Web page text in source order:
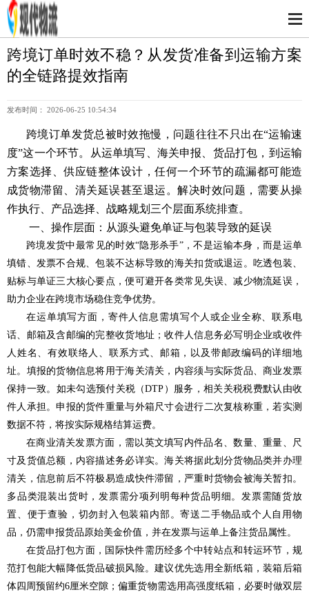
跨境订单时效不稳？从发货准备到运输方案
的全链路提效指南
发布时间： 2026-06-25 10:54:34
跨境订单发货总被时效拖慢，问题往往不只出在“运输速
度”这一个环节。从运单填写、海关申报、货品打包，到运输
方案选择、供应链整体设计，任何一个环节的疏漏都可能造
成货物滞留、清关延误甚至退运。解决时效问题，需要从操
作执行、产品选择、战略规划三个层面系统排查。
一、操作层面：从源头避免单证与包装导致的延误
跨境发货中最常见的时效“隐形杀手”，不是运输本身，而是运单
填错、发票不合规、包装不达标导致的海关扣货或退运。吃透包装、
贴标与单证三大核心要点，便可避开各类常见失误、减少物流延误，
助力企业在跨境市场稳住竞争优势。
在运单填写方面，寄件人信息需填写个人或企业全称、联系电
话、邮箱及含邮编的完整收货地址；收件人信息务必写明企业或收件
人姓名、有效联络人、联系方式、邮箱，以及带邮政编码的详细地
址。填报的货物信息将用于海关清关，内容须与实际货品、商业发票
保持一致。如未勾选预付关税（DTP）服务，相关关税税费默认由收
件人承担。申报的货件重量与外箱尺寸会进行二次复核称重，若实测
数据不符，将按实际规格结算运费。
在商业清关发票方面，需以英文填写内件品名、数量、重量、尺
寸及货值总额，内容描述务必详实。海关将据此划分货物品类并办理
清关，信息前后不符极易造成快件滞留，严重时货物会被海关暂扣。
多品类混装出货时，发票需分项列明每种货品明细。发票需随货放
置、便于查验，切勿封入包装箱内部。寄送二手物品或个人自用物
品，仍需申报货品原始美金价值，并在发票与运单上备注货品属性。
在货品打包方面，国际快件需历经多个中转站点和转运环节，规
范打包能大幅降低货品破损风险。建议优先选用全新纸箱，装箱后箱
体四周预留约6厘米空隙；偏重货物需选用高强度纸箱，必要时做双层